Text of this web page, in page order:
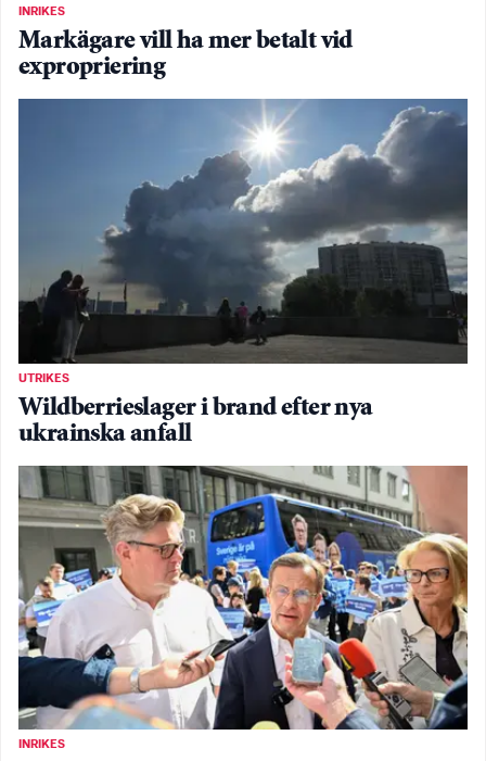
INRIKES
Markägare vill ha mer betalt vid
expropriering
UTRIKES
Wildberrieslager i brand efter nya
ukrainska anfall
INRIKES